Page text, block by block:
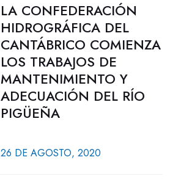
LA CONFEDERACIÓN
HIDROGRÁFICA DEL
CANTÁBRICO COMIENZA
LOS TRABAJOS DE
MANTENIMIENTO Y
ADECUACIÓN DEL RÍO
PIGÜEÑA
26 DE AGOSTO, 2020